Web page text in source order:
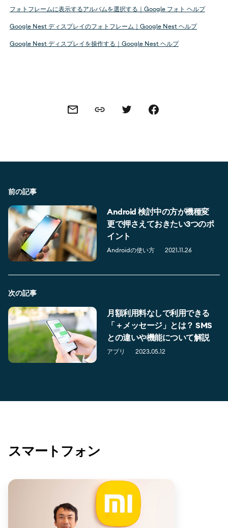
フォトフレームに表示するアルバムを選択する｜Google フォト ヘルプ
Google Nest ディスプレイのフォトフレーム｜Google Nest ヘルプ
Google Nest ディスプレイを操作する｜Google Nest ヘルプ
Share this via email
Share this linkShare this via Twitter
Share this on Facebook
前の記事
Android 検討中の方が機種変
更で押さえておきたい3つのポ
イント
Androidの使い方 2021.11.26
次の記事
月額利用料なしで利用できる
「＋メッセージ」とは？ SMS
との違いや機能について解説
アプリ 2023.05.12
スマートフォン